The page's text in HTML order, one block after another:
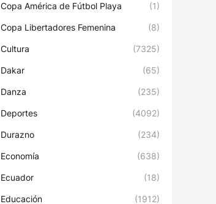
Copa América de Fútbol Playa (1)
Copa Libertadores Femenina (8)
Cultura (7325)
Dakar (65)
Danza (235)
Deportes (4092)
Durazno (234)
Economía (638)
Ecuador (18)
Educación (1912)